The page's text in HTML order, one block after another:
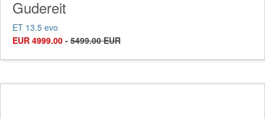
Gudereit
ET 13.5 evo
EUR 4999.00 - 5499.00 EUR